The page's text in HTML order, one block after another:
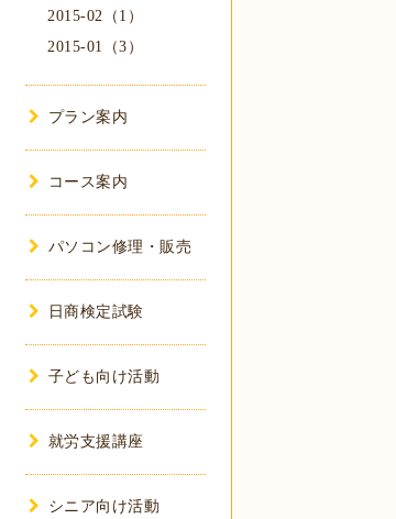
2015-02（1）
2015-01（3）
プラン案内
コース案内
パソコン修理・販売
日商検定試験
子ども向け活動
就労支援講座
シニア向け活動